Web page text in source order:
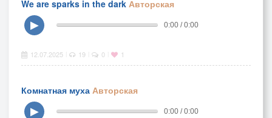
We are sparks in the dark Авторская
▶
0:00 / 0:00
12.07.2025 19 0 1
Комнатная муха Авторская
▶
0:00 / 0:00